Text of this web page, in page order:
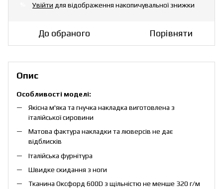
Увійти для відображення накопичувальної знижки
До обраного Порівняти
Опис
Особливості моделі:
Якісна м'яка та гнучка накладка виготовлена з
італійської сировини
Матова фактура накладки та люверсів не дає
відблисків
Італійська фурнітура
Швидке скидання з ноги
Тканина Оксфорд 600D з щільністю не менше 320 г/м